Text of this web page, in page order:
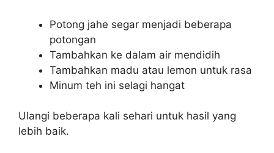
Potong jahe segar menjadi beberapa
potongan
Tambahkan ke dalam air mendidih
Tambahkan madu atau lemon untuk rasa
Minum teh ini selagi hangat
Ulangi beberapa kali sehari untuk hasil yang
lebih baik.